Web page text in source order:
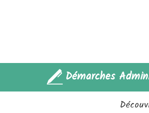
Démarches